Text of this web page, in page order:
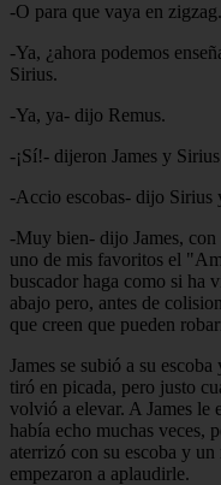
-O para que vaya en
-Ya, ¿ahora podemos
Sirius.
-Ya, ya- dijo Remus.
-¡Sí!- dijeron James y
-Accio escobas- dijo Sirius
-Muy bien- dijo James, con
uno de mis favoritos el
buscador haga como si ha
abajo pero, antes de
que creen que pueden
James se subió a su
tiró en picada, pero justo
volvió a elevar. A James le
había echo muchas veces,
aterrizó con su escoba y
empezaron a aplaudirle.